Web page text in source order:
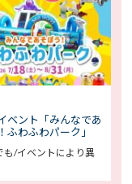
ベント「みんなであ
ふわふわパーク」
も/イベントにより異